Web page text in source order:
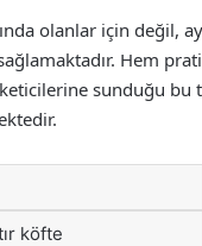
olanlar için değil,
Hem
sunduğu bu
köfte